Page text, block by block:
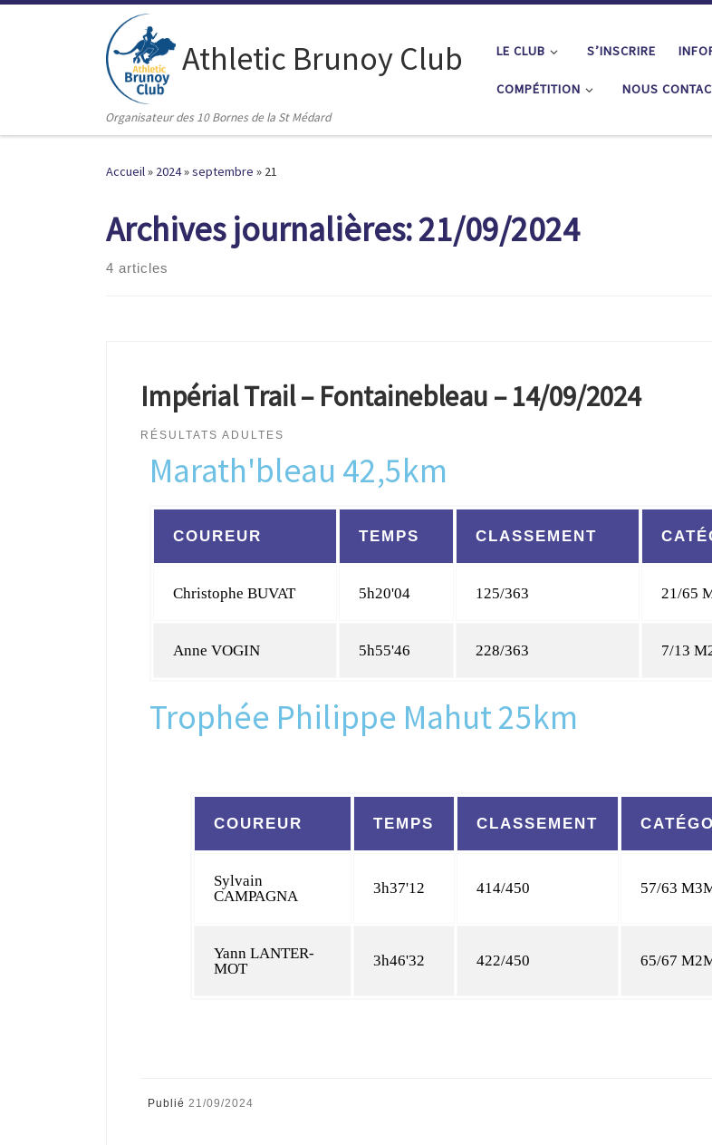
Passer au contenu
Athletic Brunoy Club
Organisateur des 10 Bornes de la St Médard
LE CLUB S’INSCRIRE
COMPÉTITION NOUS
Accueil» 2024»septembre » 21
Archives journalières:21/09/2024
4 articles
Impérial Trail – Fontainebleau – 14/09/2024
RÉSULTATS ADULTES
Marath'bleau 42,5km
COUREUR TEMPS CLASSEMENT
Christophe BUVAT 5h20'04 125/363 21/65
Anne VOGIN 5h55'46 228/363 7/13
Trophée Philippe Mahut 25km
COUREUR TEMPS CLASSEMENT
Sylvain
CAMPAGNA
3h37'12 414/450 57/63
Yann LANTER-
MOT
3h46'32 422/450 65/67
Publié 21/09/2024